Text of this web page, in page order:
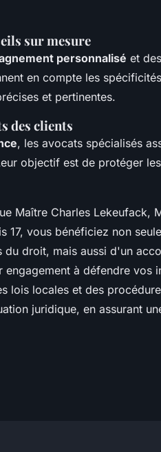
sur mesure
personnalisé et des
en compte les
et pertinentes.
des clients
, les avocats spécialisés
objectif est de protéger
Maître Charles Lekeufack,
17, vous bénéficiez non
droit, mais aussi d'un
engagement à défendre vos
lois locales et des
juridique, en assurant